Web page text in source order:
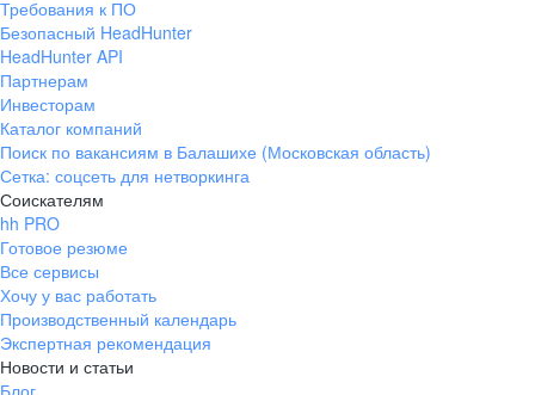
Требования к ПО
Безопасный HeadHunter
HeadHunter API
Партнерам
Инвесторам
Каталог компаний
Поиск по вакансиям в Балашихе (Московская область)
Сетка: соцсеть для нетворкинга
Соискателям
hh PRO
Готовое резюме
Все сервисы
Хочу у вас работать
Производственный календарь
Экспертная рекомендация
Новости и статьи
Блог